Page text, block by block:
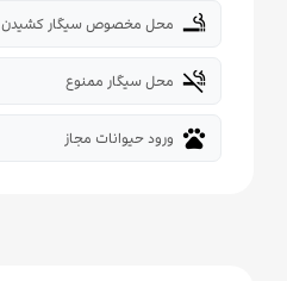
smoking_rooms محل مخصوص سیگار کشیدن
smoke_free محل سیگار ممنوع
pets ورود حیوانات مجاز